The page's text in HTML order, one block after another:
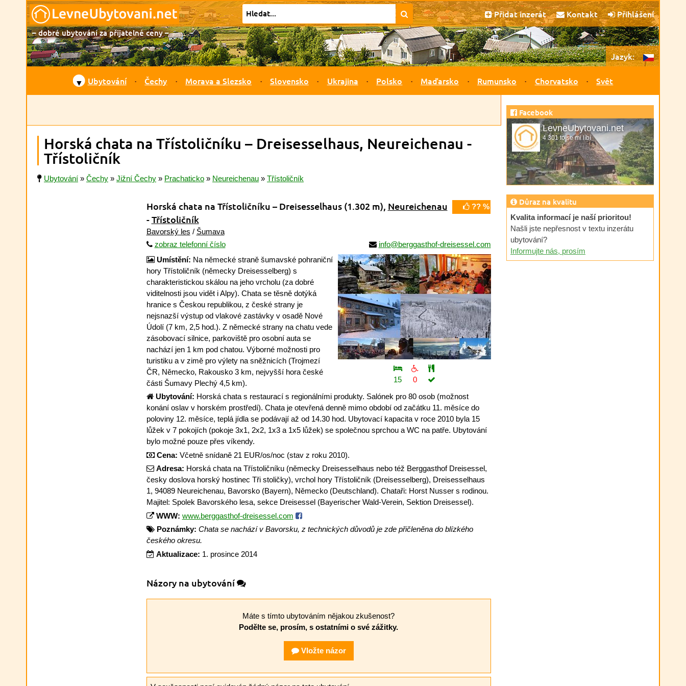
Přidat inzerát Kontakt Přihlášení
– dobré ubytování za přijatelné ceny –
Jazyk:
▼ Ubytování Čechy Morava a Slezsko Slovensko Ukrajina Polsko Maďarsko Rumunsko Chorvatsko Svět
Horská chata na Třístoličníku – Dreisesselhaus, Neureichenau -
Třístoličník
Ubytování » Čechy » Jižní Čechy » Prachaticko » Neureichenau » Třístoličník
?? %
Horská chata na Třístoličníku – Dreisesselhaus (1.302 m), Neureichenau
-Třístoličník
Bavorský les / Šumava
zobraz telefonní číslo
info@berggasthof-dreisessel.com
15 0
Umístění: Na německé straně šumavské pohraniční
hory Třístoličník (německy Dreisesselberg) s
charakteristickou skálou na jeho vrcholu (za dobré
viditelnosti jsou vidět i Alpy). Chata se těsně dotýká
hranice s Českou republikou, z české strany je
nejsnazší výstup od vlakové zastávky v osadě Nové
Údolí (7 km, 2,5 hod.). Z německé strany na chatu vede
zásobovací silnice, parkoviště pro osobní auta se
nachází jen 1 km pod chatou. Výborné možnosti pro
turistiku a v zimě pro výlety na sněžnicích (Trojmezí
ČR, Německo, Rakousko 3 km, nejvyšší hora české
části Šumavy Plechý 4,5 km).
Ubytování: Horská chata s restaurací s regionálními produkty. Salónek pro 80 osob (možnost
konání oslav v horském prostředí). Chata je otevřená denně mimo období od začátku 11. měsíce do
poloviny 12. měsíce, teplá jídla se podávají až od 14.30 hod. Ubytovací kapacita v roce 2010 byla 15
lůžek v 7 pokojích (pokoje 3x1, 2x2, 1x3 a 1x5 lůžek) se společnou sprchou a WC na patře. Ubytování
bylo možné pouze přes víkendy.
Cena: Včetně snídaně 21 EUR/os/noc (stav z roku 2010).
Adresa: Horská chata na Třístoličníku (německy Dreisesselhaus nebo též Berggasthof Dreisessel,
česky doslova horský hostinec Tři stoličky), vrchol hory Třístoličník (Dreisesselberg), Dreisesselhaus
1, 94089 Neureichenau, Bavorsko (Bayern), Německo (Deutschland). Chataři: Horst Nusser s rodinou.
Majitel: Spolek Bavorského lesa, sekce Dreisessel (Bayerischer Wald-Verein, Sektion Dreisessel).
WWW: www.berggasthof-dreisessel.com
Poznámky: Chata se nachází v Bavorsku, z technických důvodů je zde přičleněna do blízkého
českého okresu.
Aktualizace: 1. prosince 2014
Názory na ubytování
Máte s tímto ubytováním nějakou zkušenost?
Podělte se, prosím, s ostatními o své zážitky.
Vložte názor
Facebook
LevneUbytovani.net
4 301 to se mi líbí
Důraz na kvalitu
Kvalita informací je naší prioritou!
Našli jste nepřesnost v textu inzerátu
ubytování?
Informujte nás, prosím